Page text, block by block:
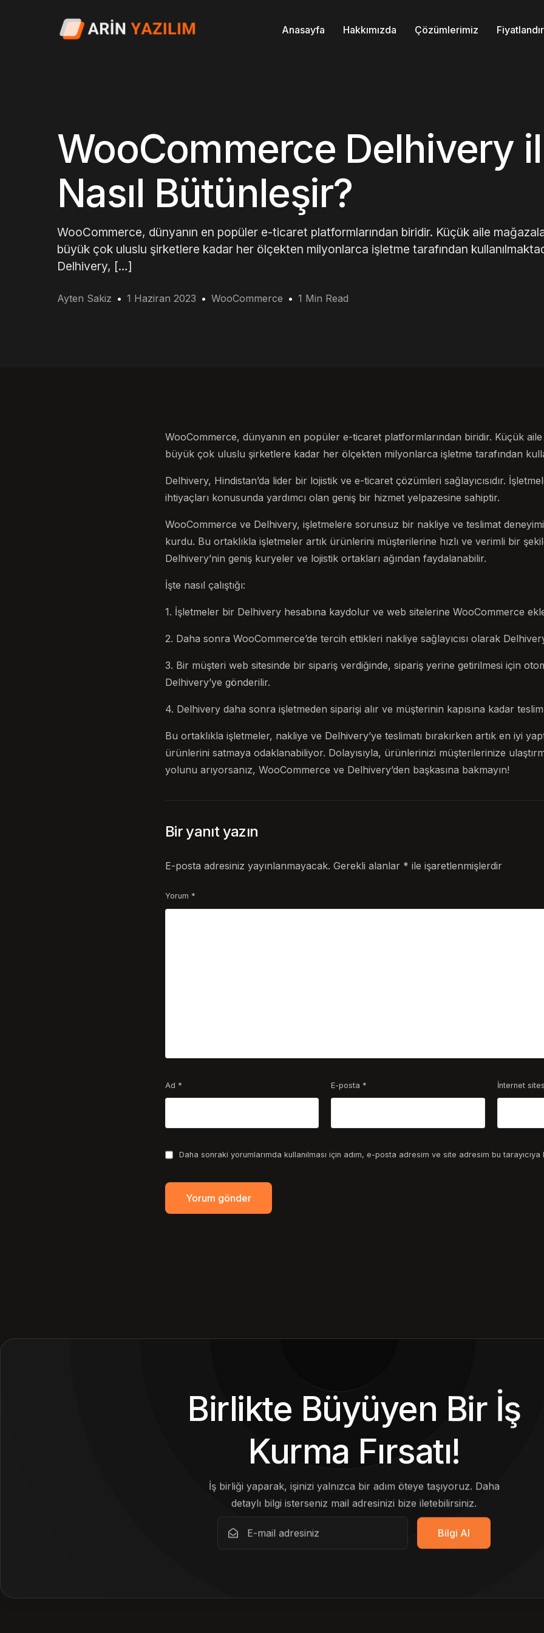
Anasayfa Hakkımızda Çözümlerimiz
WooCommerce Delhivery
Nasıl Bütünleşir?
WooCommerce, dünyanın en popüler e-ticaret platformlarından biridir. Küçük aile
büyük çok uluslu şirketlere kadar her ölçekten milyonlarca işletme tarafından
Delhivery, […]
Ayten Sakiz 1 Haziran 2023 WooCommerce 1 Min Read
WooCommerce, dünyanın en popüler e-ticaret platformlarından biridir. Küçük aile
büyük çok uluslu şirketlere kadar her ölçekten milyonlarca işletme tarafından
Delhivery, Hindistan’da lider bir lojistik ve e-ticaret çözümleri sağlayıcısıdır.
ihtiyaçları konusunda yardımcı olan geniş bir hizmet yelpazesine sahiptir.
WooCommerce ve Delhivery, işletmelere sorunsuz bir nakliye ve teslimat
kurdu. Bu ortaklıkla işletmeler artık ürünlerini müşterilerine hızlı ve verimli bir
Delhivery’nin geniş kuryeler ve lojistik ortakları ağından faydalanabilir.
İşte nasıl çalıştığı:
1. İşletmeler bir Delhivery hesabına kaydolur ve web sitelerine WooCommerce
2. Daha sonra WooCommerce’de tercih ettikleri nakliye sağlayıcısı olarak
3. Bir müşteri web sitesinde bir sipariş verdiğinde, sipariş yerine getirilmesi için
Delhivery’ye gönderilir.
4. Delhivery daha sonra işletmeden siparişi alır ve müşterinin kapısına kadar
Bu ortaklıkla işletmeler, nakliye ve Delhivery’ye teslimatı bırakırken artık en iyi
ürünlerini satmaya odaklanabiliyor. Dolayısıyla, ürünlerinizi müşterilerinize
yolunu arıyorsanız, WooCommerce ve Delhivery’den başkasına bakmayın!
Bir yanıt yazın
E-posta adresiniz yayınlanmayacak. Gerekli alanlar * ile işaretlenmişlerdir
Yorum *
Ad * E-posta * İnternet
Daha sonraki yorumlarımda kullanılması için adım, e-posta adresim ve site adresim bu
Birlikte Büyüyen Bir İş
Kurma Fırsatı!
İş birliği yaparak, işinizi yalnızca bir adım öteye taşıyoruz. Daha
detaylı bilgi isterseniz mail adresinizi bize iletebilirsiniz.
Bilgi Al